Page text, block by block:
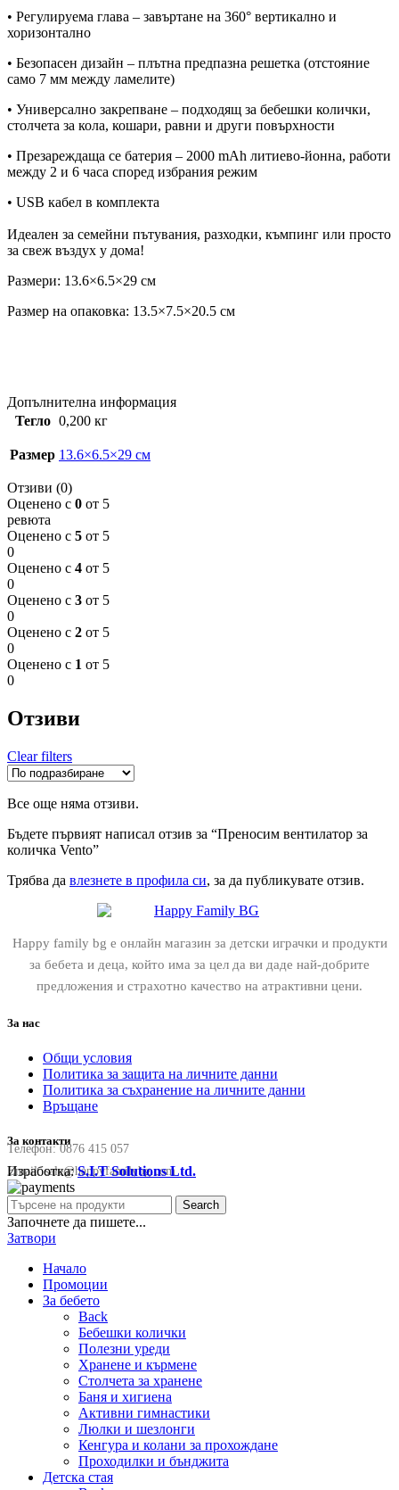
• Регулируема глава – завъртане на 360° вертикално и
хоризонтално
• Безопасен дизайн – плътна предпазна решетка (отстояние
само 7 мм между ламелите)
• Универсално закрепване – подходящ за бебешки колички,
столчета за кола, кошари, равни и други повърхности
• Презареждаща се батерия – 2000 mAh литиево-йонна, работи
между 2 и 6 часа според избрания режим
• USB кабел в комплекта
Идеален за семейни пътувания, разходки, къмпинг или просто
за свеж въздух у дома!
Размери: 13.6×6.5×29 см
Размер на опаковка: 13.5×7.5×20.5 см
Допълнителна информация
Тегло 0,200 кг
Размер 13.6×6.5×29 см
Отзиви (0)
Оценено с 0 от 5
ревюта
Оценено с 5 от 5
0
Оценено с 4 от 5
0
Оценено с 3 от 5
0
Оценено с 2 от 5
0
Оценено с 1 от 5
0
Отзиви
Clear filters
Все още няма отзиви.
Бъдете първият написал отзив за “Преносим вентилатор за
количка Vento”
Трябва да влезнете в профила си, за да публикувате отзив.
Happy family bg е онлайн магазин за детски играчки и продукти
за бебета и деца, който има за цел да ви даде най-добрите
предложения и страхотно качество на атрактивни цени.
За нас
Общи условия
Политика за защита на личните данни
Политика за съхранение на личните данни
Връщане
За контакти
Телефон:0876 415 057
Email:sale@happyfamilybg.com
Изработка:S.I.T Solutions Ltd.
Search
Започнете да пишете...
Затвори
Начало
Промоции
За бебето
Back
Бебешки колички
Полезни уреди
Хранене и кърмене
Столчета за хранене
Баня и хигиена
Активни гимнастики
Люлки и шезлонги
Кенгура и колани за прохождане
Проходилки и бънджита
Детска стая